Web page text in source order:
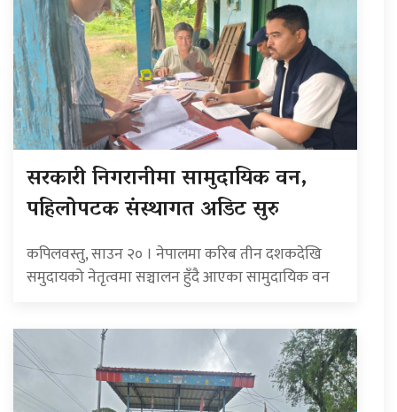
सरकारी निगरानीमा सामुदायिक वन,
पहिलोपटक संस्थागत अडिट सुरु
कपिलवस्तु, साउन २० । नेपालमा करिब तीन दशकदेखि
समुदायको नेतृत्वमा सञ्चालन हुँदै आएका सामुदायिक वन